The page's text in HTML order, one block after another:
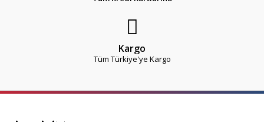
Kargo
Tüm Türkiye'ye Kargo